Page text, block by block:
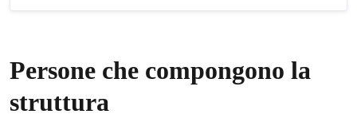
Persone che compongono la
struttura